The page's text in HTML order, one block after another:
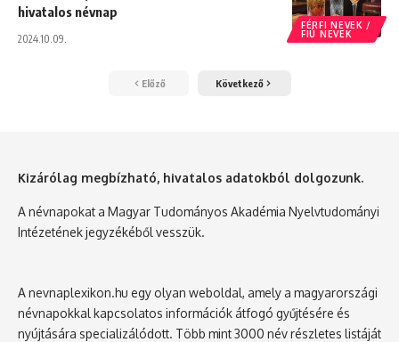
FÉRFI NEVEK /
FIÚ NEVEK
hivatalos névnap
2024.10.09.
Előző Következő
Kizárólag megbízható, hivatalos adatokból dolgozunk.
A névnapokat a Magyar Tudományos Akadémia Nyelvtudományi
Intézetének jegyzékéből vesszük.
A nevnaplexikon.hu egy olyan weboldal, amely a magyarországi
névnapokkal kapcsolatos információk átfogó gyűjtésére és
nyújtására specializálódott. Több mint 3000 név részletes listáját